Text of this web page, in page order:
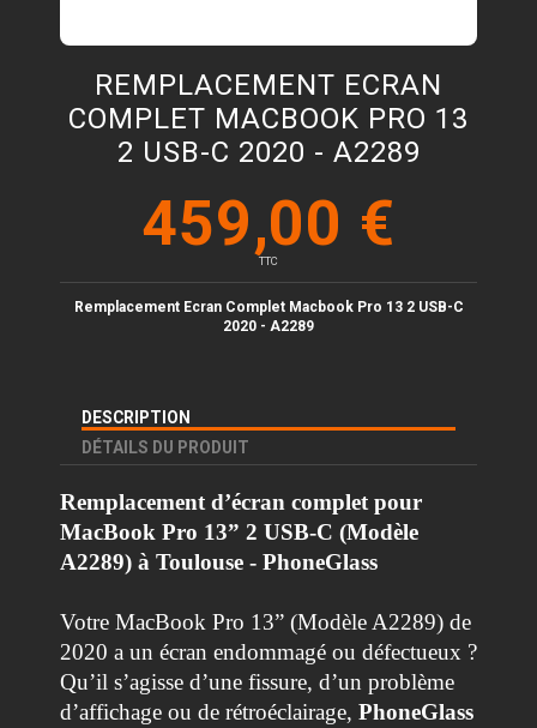
REMPLACEMENT ECRAN
COMPLET MACBOOK PRO 13
2 USB-C 2020 - A2289
459,00 €
TTC
Remplacement Ecran Complet Macbook Pro 13 2 USB-C
2020 - A2289
DESCRIPTION
DÉTAILS DU PRODUIT
Remplacement d’écran complet pour
MacBook Pro 13” 2 USB-C (Modèle
A2289) à Toulouse - PhoneGlass
Votre MacBook Pro 13” (Modèle A2289) de
2020 a un écran endommagé ou défectueux ?
Qu’il s’agisse d’une fissure, d’un problème
d’affichage ou de rétroéclairage, PhoneGlass